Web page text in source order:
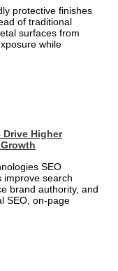
protective finishes
of traditional
surfaces from
while
Drive Higher
SEO
improve search
brand authority, and
SEO, on-page